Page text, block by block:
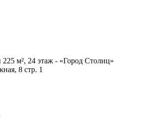
м², 24 этаж - «Город Столиц»
8 стр. 1